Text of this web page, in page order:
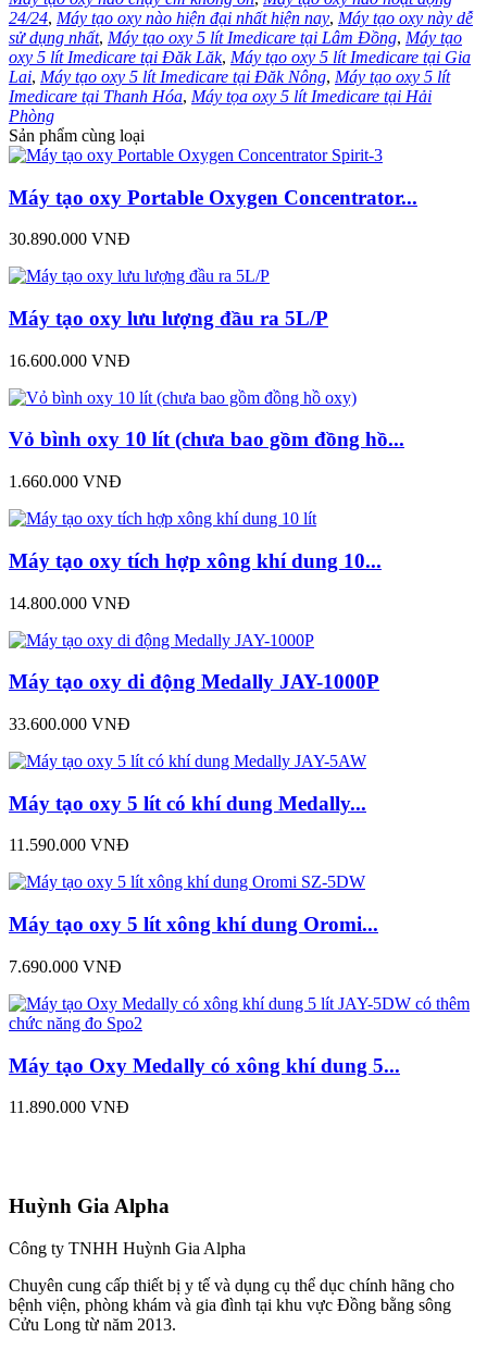
24/24, Máy tạo oxy nào hiện đại nhất hiện nay, Máy tạo oxy này dễ
sử dụng nhất, Máy tạo oxy 5 lít Imedicare tại Lâm Đồng, Máy tạo
oxy 5 lít Imedicare tại Đăk Lăk, Máy tạo oxy 5 lít Imedicare tại Gia
Lai, Máy tạo oxy 5 lít Imedicare tại Đăk Nông, Máy tạo oxy 5 lít
Imedicare tại Thanh Hóa, Máy tọa oxy 5 lít Imedicare tại Hải
Phòng
Sản phẩm cùng loại
Máy tạo oxy Portable Oxygen Concentrator...
30.890.000 VNĐ
Máy tạo oxy lưu lượng đầu ra 5L/P
16.600.000 VNĐ
Vỏ bình oxy 10 lít (chưa bao gồm đồng hồ...
1.660.000 VNĐ
Máy tạo oxy tích hợp xông khí dung 10...
14.800.000 VNĐ
Máy tạo oxy di động Medally JAY-1000P
33.600.000 VNĐ
Máy tạo oxy 5 lít có khí dung Medally...
11.590.000 VNĐ
Máy tạo oxy 5 lít xông khí dung Oromi...
7.690.000 VNĐ
Máy tạo Oxy Medally có xông khí dung 5...
11.890.000 VNĐ
Huỳnh Gia Alpha
Công ty TNHH Huỳnh Gia Alpha
Chuyên cung cấp thiết bị y tế và dụng cụ thể dục chính hãng cho
bệnh viện, phòng khám và gia đình tại khu vực Đồng bằng sông
Cửu Long từ năm 2013.